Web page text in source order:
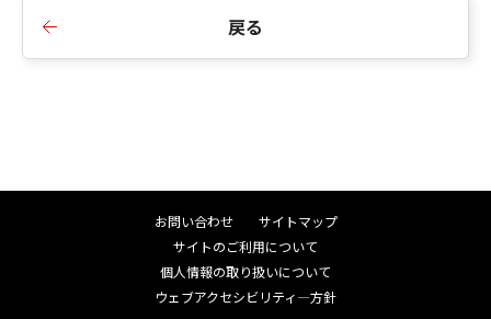
戻る
お問い合わせ
サイトマップ
サイトのご利用について
個人情報の取り扱いについて
ウェブアクセシビリティ―方針